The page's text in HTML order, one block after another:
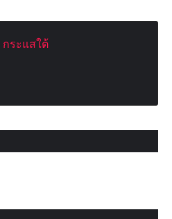
กระแสใต้